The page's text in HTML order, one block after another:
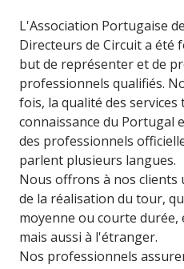
L'Association Portugaise
Directeurs de Circuit a été
but de représenter et de
professionnels qualifiés.
fois, la qualité des
connaissance du Portugal
des professionnels
parlent plusieurs langues.
Nous offrons à nos clients
de la réalisation du tour,
moyenne ou courte
mais aussi à l'étranger.
Nos professionnels